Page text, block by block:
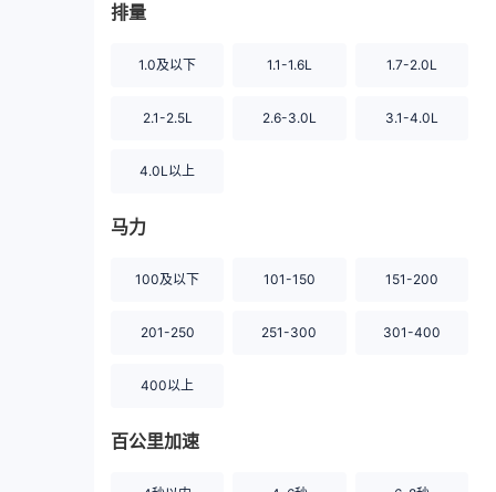
排量
1.0及以下 1.1-1.6L 1.7-2.0L
2.1-2.5L 2.6-3.0L 3.1-4.0L
4.0L以上
马力
100及以下 101-150 151-200
201-250 251-300 301-400
400以上
百公里加速